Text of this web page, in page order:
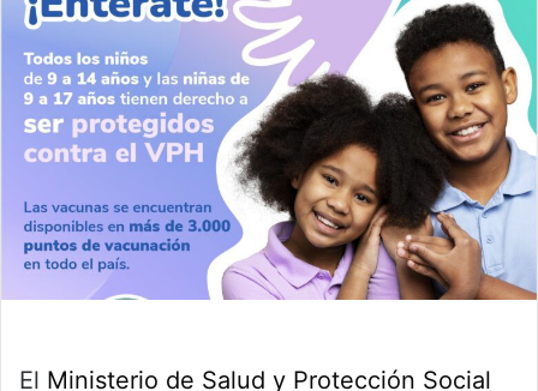
El Ministerio de Salud y Protección Social